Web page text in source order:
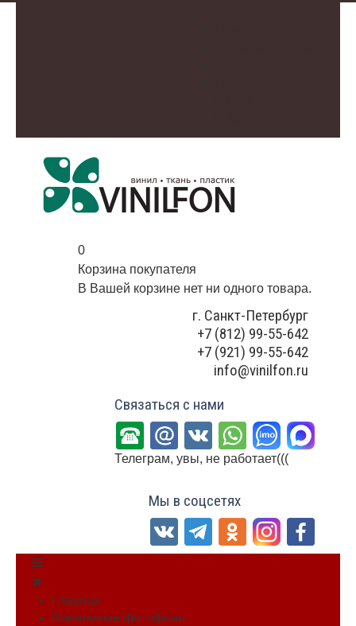
0
Корзина покупателя
В Вашей корзине нет ни одного товара.
г. Санкт-Петербург
+7 (812) 99-55-642
+7 (921) 99-55-642
info@vinilfon.ru
Связаться с нами
Телеграм, увы, не работает(((
Мы в соцсетях
Главная
Виниловые фотофоны